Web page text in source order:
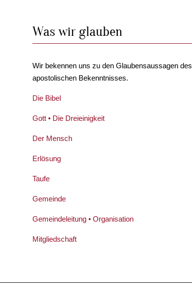
Was wir glauben
Wir bekennen uns zu den Glaubensaussagen des
apostolischen Bekenntnisses.
Die Bibel
Gott • Die Dreieinigkeit
Der Mensch
Erlösung
Taufe
Gemeinde
Gemeindeleitung • Organisation
Mitgliedschaft